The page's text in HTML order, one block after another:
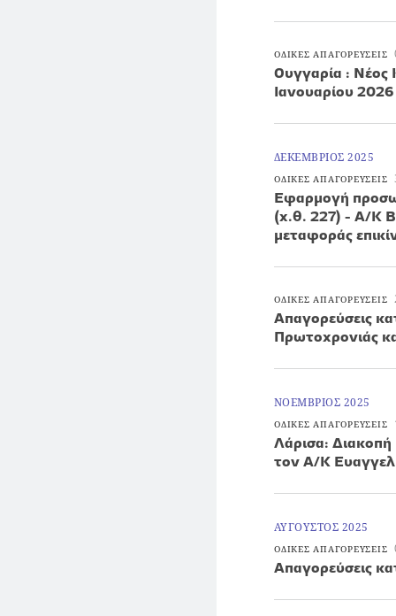
ΟΔΙΚΕΣ ΑΠΑΓΟΡΕΥΣΕΙΣ
Ουγγαρία : Νέος
Ιανουαρίου 2026
ΔΕΚΕΜΒΡΙΟΣ 2025
ΟΔΙΚΕΣ ΑΠΑΓΟΡΕΥΣΕΙΣ
Εφαρμογή
(χ.θ. 227) - Α/Κ
μεταφοράς
ΟΔΙΚΕΣ ΑΠΑΓΟΡΕΥΣΕΙΣ
Απαγορεύσεις
Πρωτοχρονιάς
ΝΟΕΜΒΡΙΟΣ 2025
ΟΔΙΚΕΣ ΑΠΑΓΟΡΕΥΣΕΙΣ
Λάρισα:
τον Α/Κ
ΑΥΓΟΥΣΤΟΣ 2025
ΟΔΙΚΕΣ ΑΠΑΓΟΡΕΥΣΕΙΣ
Απαγορεύσεις